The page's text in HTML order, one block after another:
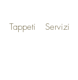
Tappeti Servizi